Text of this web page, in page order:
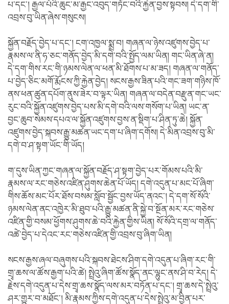
པ་དང་། རྒྱལ་པོའི་ཆུང་མ་རྒྱང་འབུད་གཏོང་བའི་རྐྱེན་བྱས་སྟབས། དེ་དག་གི་
འབྲས་བུ་ཡིན་ཞེས་གསུངས།
སྐྱོན་བརྗོད་བྱེད་པ་དང་། ངག་འཁྱལ་སྨྲ་བ། གཞན་ལ་ཉེས་འཛུགས་བྱེད་པ་
རྣམས་ལ་ནི་ཧ་ཅང་གནོད་བྱེད་མི་དགེ་བའི་སྤྱོད་ལམ་ཡིན། གང་ཡིན་ཞེ་ན།
དེ་དག་གིས་རང་གི་ཉམས་ལེན་ལ་ཕན་མི་ཐོགས་པ་མ་ཟད། གཞན་ལ་གནོད་
པ་བྱེད་ཅིང་མགོ་རྨོངས་ཀྱི་རྐྱེན་བྱེད། སངས་རྒྱས་ཟིན་པའི་གང་ཟག་གཉིས་ཁོ་
ནས་ཕན་ཚུན་དཔོག་ནུས་ཟེར་བ་ལྟར་ཡིན། གཞན་ལ་བདེན་བརྫུན་གང་ཡང་
རུང་བའི་སྐྱོན་འཛུགས་བྱེད་པས་མི་དགེ་བའི་ལས་གསོག་པ་ཡིན། ཡང་ན་
བྱང་ཆུབ་སེམས་དཔའ་ལ་སྐྱོན་འཛུགས་བྱས་ན་སྡིག་པ་ཤིན་ཏུ་ཆེ། སྐྱོན་
འཛུགས་བྱེད་སྐབས་རྒྱུ་མཚན་ཡང་དག་པ་ཞིག་དགོས། དེ་མིན་འབྲས་བུ་མི་
དགེ་བ་ཤ་སྟག་ཡོང་གི་ཡོད།
ག་དུས་ཡིན་ཀྱང་གཞན་ལ་སྐྱོན་བརྗོད་ཤ་སྟག་བྱེད་པར་གོམས་པའི་མི་
རྣམས་ལ་རང་གཅེས་འཛིན་ཤུགས་ཆེན་པོ་ཡོད། དགེ་འདུན་པ་མང་པོ་ཞིག་
གིས་ཆོས་མང་པོར་ཐོས་བསམ་སློབ་སྦྱོང་བྱས་ཡོད་ནའང་། དེ་དག་སོ་སོའི་
ཉམས་ལེན་ནང་འཁྱེར་མི་ཐུབ་པའི་རྒྱུ་མཚན་ནི་སྐྱེ་བ་སྔོན་མར་རང་གཅེས་
འཛིན་གྱི་བསམ་ཕྱོགས་ཤུགས་ཆེ་བའི་རྐྱེན་གྱིས་ཡིན། སོ་སོའི་དགྲ་ལ་གནོད་
འཚེ་བྱེད་པ་དེའང་རང་གཅེས་འཛིན་གྱི་འབྲས་བུ་ཞིག་ཡིན།
སངས་རྒྱས་ཞལ་བཞུགས་པའི་སྐབས་ཐེངས་ཤིག་དགེ་འདུན་པ་ཞིག་རང་གི་
གྲྭ་ཆས་ལ་ཚོས་རྒྱག་པའི་ཚེ། སྤྲེའུ་ཞིག་ཚོས་སྣོད་ནང་ལྷུང་ནས་ཤི་བ་རེད། དེ་
རྗེས་དགེ་འདུན་པ་དེས་གྲྭ་ཆས་སྣོད་ལས་མར་བཏོན་པ་དང་། གྲྭ་ཆས་དེ་སྤྲེའུ་
ཤར་གྱུར་བ་མཐོང་། མི་རྣམས་ཀྱིས་དགེ་འདུན་པ་དེས་སྤྲེའུ་མ་བྱིན་པར་